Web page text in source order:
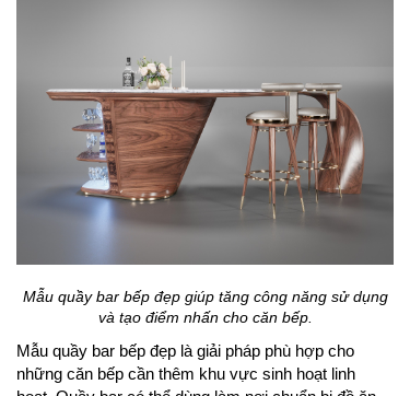
Mẫu quầy bar bếp đẹp giúp tăng công năng sử dụng
và tạo điểm nhấn cho căn bếp.
Mẫu quầy bar bếp đẹp là giải pháp phù hợp cho
những căn bếp cần thêm khu vực sinh hoạt linh